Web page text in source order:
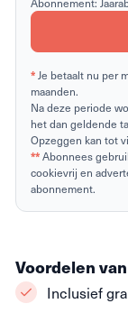
*Je betaalt nu per
maanden.
Na deze periode
het dan geldende
Opzeggen kan tot
**Abonnees
cookievrij en
abonnement.
Voordelen
Inclusief